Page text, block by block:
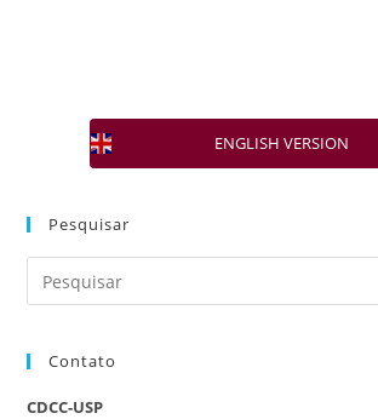
ENGLISH VERSION
Pesquisar
Contato
CDCC-USP